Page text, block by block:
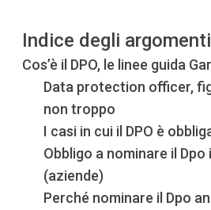
Indice degli argomenti
Cos’è il DPO, le linee guida
Data protection officer,
non troppo
I casi in cui il DPO è
Obbligo a nominare il
(aziende)
Perché nominare il Dpo